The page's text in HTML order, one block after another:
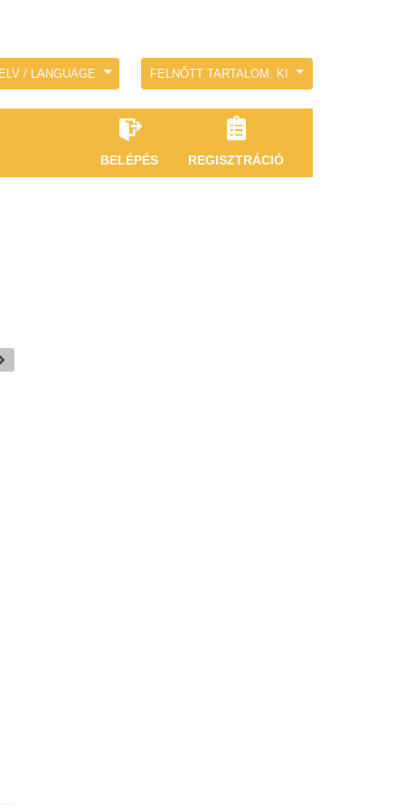
/ LANGUAGE FELNŐTT TARTALOM: KI
BELÉPÉS REGISZTRÁCIÓ